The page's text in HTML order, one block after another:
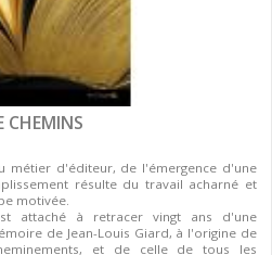
CHEMINS
métier d'éditeur, de l'émergence d'une
résulte du travail acharné et
motivée.
attaché à retracer vingt ans d'une
de Jean-Louis Giard, à l'origine de
et de celle de tous les